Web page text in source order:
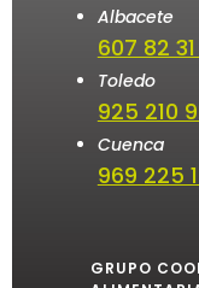
Albacete
607 82
Toledo
925 210
Cuenca
969 225
GRUPO